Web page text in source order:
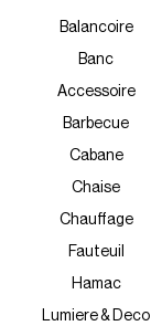
Balancoire
Banc
Accessoire
Barbecue
Cabane
Chaise
Chauffage
Fauteuil
Hamac
Lumiere & Deco